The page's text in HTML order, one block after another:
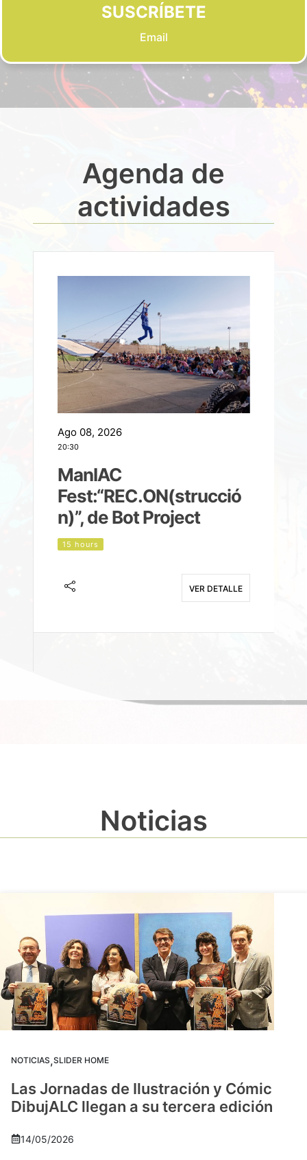
SUSCRÍBETE
Email
Agenda de
actividades
Ago 08, 2026
20:30
ManIAC
Fest:“REC.ON(strucció
n)”, de Bot Project
15 hours
VER DETALLE
Noticias
NOTICIAS,SLIDER HOME
Las Jornadas de Ilustración y Cómic
DibujALC llegan a su tercera edición
14/05/2026